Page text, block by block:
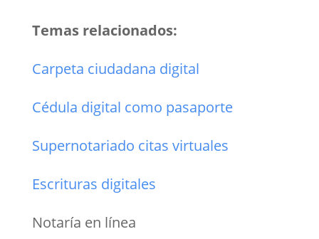
Temas relacionados:
Carpeta ciudadana digital
Cédula digital como pasaporte
Supernotariado citas virtuales
Escrituras digitales
Notaría en línea